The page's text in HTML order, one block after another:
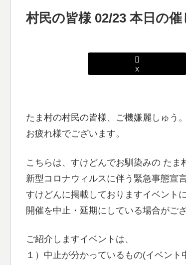
村民の皆様 02/23 本日の
X
たま村の村民の皆様、ご機嫌麗しゅう。
お疲れ様でございます。
こちらは、すけどんでお馴染みの たま
新型コロナウィルスに伴う緊急事態宣
すけどんに掲載しておりますイベント
開催を中止・延期にしている場合がご
ご紹介しますイベントは、
１）中止が分かっているもの(イベン